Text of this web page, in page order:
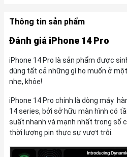
Thông tin sản phẩm
Đánh giá iPhone 14 Pro
iPhone 14 Pro là sản phẩm được
dùng tất cả những gì họ muốn ở
nhẹ, khỏe!
iPhone 14 Pro chính là dòng máy
14 series, bởi sở hữu màn hình có
suất nhanh và mạnh nhất trong số
thời lượng pin thực sự vượt trội.